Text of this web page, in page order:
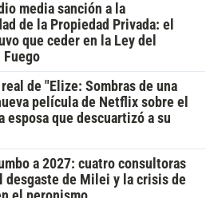
media sanción a la
de la Propiedad Privada: el
que ceder en la Ley del
Fuego
de "Elize: Sombras de una
película de Netflix sobre el
esposa que descuartizó a su
a 2027: cuatro consultoras
desgaste de Milei y la crisis de